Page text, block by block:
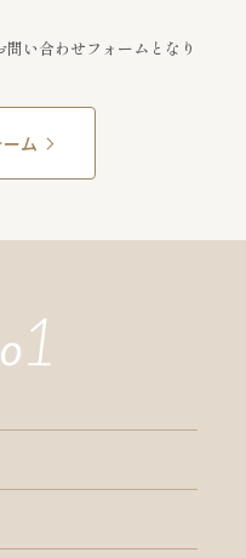
い合わせフォームとなり
ム